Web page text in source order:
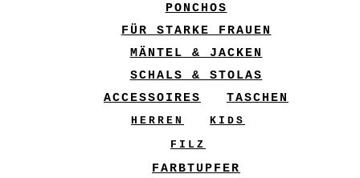
PONCHOS
FÜR STARKE FRAUEN
MÄNTEL & JACKEN
SCHALS & STOLAS
ACCESSOIRES
TASCHEN
HERREN
KIDS
FILZ
FARBTUPFER